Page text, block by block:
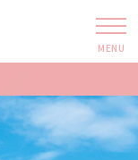
MENU